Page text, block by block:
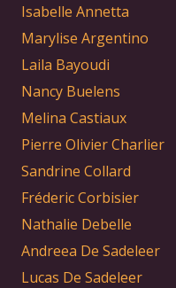
Isabelle Annetta
Marylise Argentino
Laila Bayoudi
Nancy Buelens
Melina Castiaux
Pierre Olivier Charlier
Sandrine Collard
Fréderic Corbisier
Nathalie Debelle
Andreea De Sadeleer
Lucas De Sadeleer